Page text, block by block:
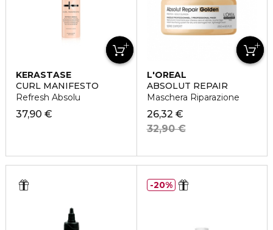
KERASTASE
CURL MANIFESTO
Refresh Absolu
37,90 €
L'OREAL
PROFESSIONNEL
ABSOLUT REPAIR
Maschera Riparazione
26,32 €
32,90 €
20%